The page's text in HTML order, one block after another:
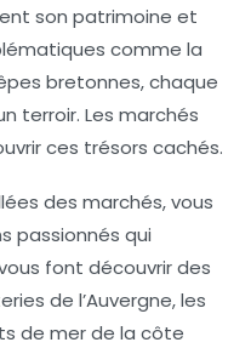
son patrimoine et
comme la
bretonnes, chaque
terroir. Les marchés
ces trésors cachés.
des marchés, vous
passionnés qui
font découvrir des
de l’Auvergne, les
de mer de la côte